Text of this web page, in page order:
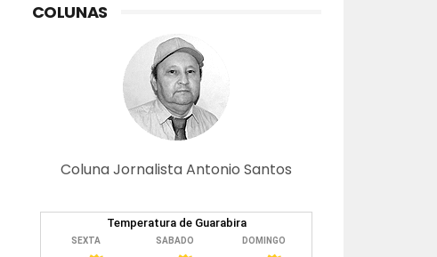
COLUNAS
Coluna Jornalista Antonio Santos